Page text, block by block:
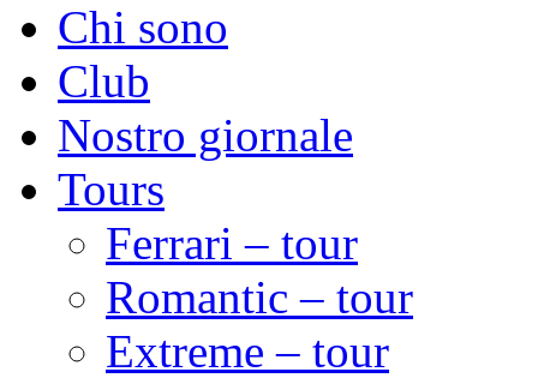
Chi sono
Club
Nostro giornale
Tours
Ferrari – tour
Romantic – tour
Extreme – tour